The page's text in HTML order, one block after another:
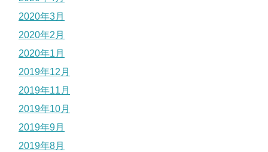
2020年3月
2020年2月
2020年1月
2019年12月
2019年11月
2019年10月
2019年9月
2019年8月